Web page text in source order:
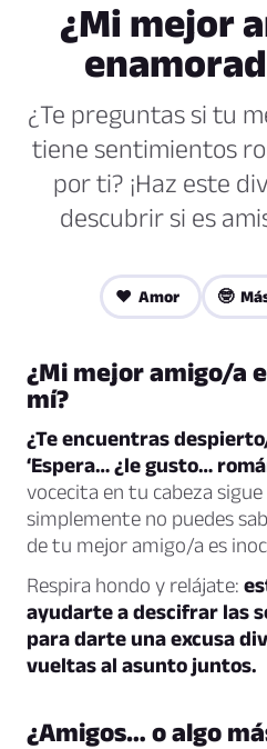
¿Mi mejor
¿Te preguntas si tu
tiene sentimientos
por ti? ¡Haz este
descubrir si es
❤️ Amor 🤓
¿Mi mejor amigo/a
mí?
¿Te encuentras
‘Espera… ¿le gusto…
vocecita en tu cabeza
simplemente no puedes
de tu mejor amigo/a es
Respira hondo y relájate:
ayudarte a descifrar las
para darte una excusa
vueltas al asunto juntos.
¿Amigos… o algo